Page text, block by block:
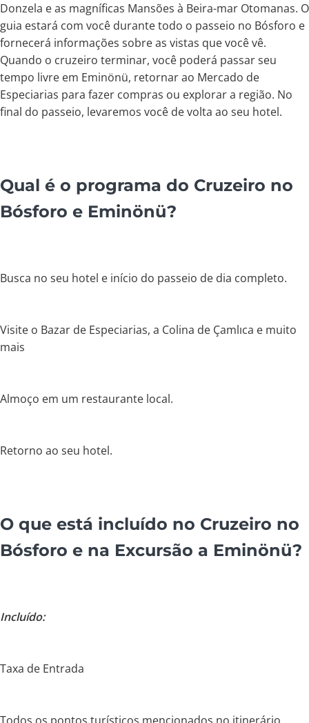
Donzela e as magníficas Mansões à Beira-mar Otomanas. O
guia estará com você durante todo o passeio no Bósforo e
fornecerá informações sobre as vistas que você vê.
Quando o cruzeiro terminar, você poderá passar seu
tempo livre em Eminönü, retornar ao Mercado de
Especiarias para fazer compras ou explorar a região. No
final do passeio, levaremos você de volta ao seu hotel.
Qual é o programa do Cruzeiro no
Bósforo e Eminönü?
Busca no seu hotel e início do passeio de dia completo.
Visite o Bazar de Especiarias, a Colina de Çamlıca e muito
mais
Almoço em um restaurante local.
Retorno ao seu hotel.
O que está incluído no Cruzeiro no
Bósforo e na Excursão a Eminönü?
Incluído:
Taxa de Entrada